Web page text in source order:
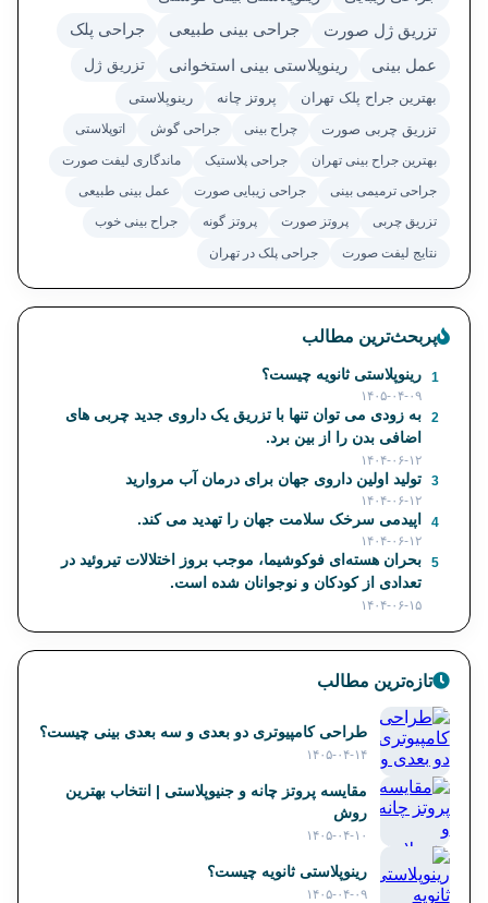
تزریق ژل صورت
جراحی بینی طبیعی جراحی پلک
عمل بینی رینوپلاستی بینی استخوانی تزریق ژل
بهترین جراح پلک تهران پروتز چانه
رینوپلاستی
تزریق چربی صورت
چراح بینی جراحی گوش اتوپلاستی
بهترین جراح بینی تهران جراحی پلاستیک ماندگاری لیفت صورت
جراحی ترمیمی بینی جراحی زیبایی صورت عمل بینی طبیعی
تزریق چربی پروتز صورت پروتز گونه جراح بینی خوب
نتایج لیفت صورت جراحی پلک در تهران
پربحث‌ترین مطالب
1 رینوپلاستی ثانویه چیست؟
۱۴۰۵-۰۴-۰۹
2
به زودی می توان تنها با تزریق یک داروی جدید چربی های
اضافی بدن را از بین برد.
۱۴۰۴-۰۶-۱۲
3
تولید اولین داروی جهان برای درمان آب مروارید
۱۴۰۴-۰۶-۱۲
4
اپیدمی سرخک سلامت جهان را تهدید می کند.
۱۴۰۴-۰۶-۱۲
5
بحران هسته‌ای فوکوشیما، موجب بروز اختلالات تیروئید در
تعدادی از کودکان و نوجوانان شده است.
۱۴۰۴-۰۶-۱۵
تازه‌ترین مطالب
طراحی کامپیوتری دو بعدی و سه بعدی بینی چیست؟
۱۴۰۵-۰۴-۱۴
مقایسه پروتز چانه و جنیوپلاستی | انتخاب بهترین
روش
۱۴۰۵-۰۴-۱۰
رینوپلاستی ثانویه چیست؟
۱۴۰۵-۰۴-۰۹